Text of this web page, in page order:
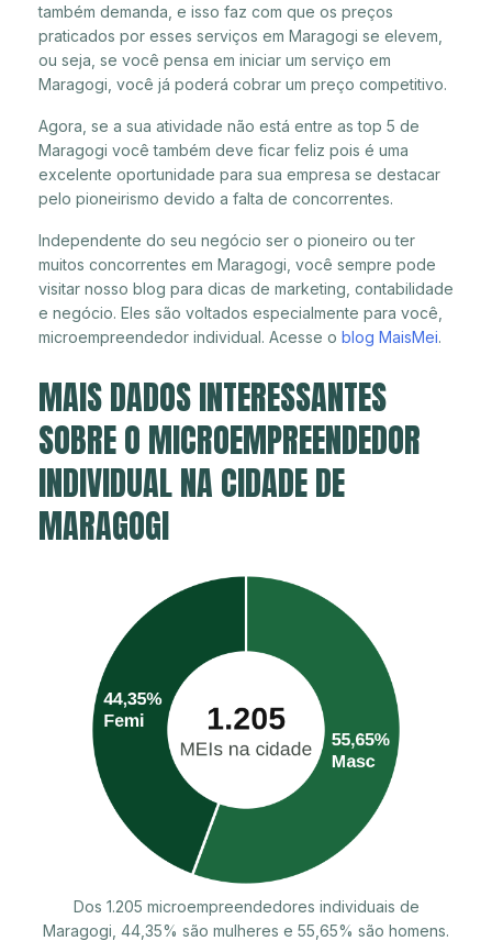
também demanda, e isso faz com que os preços
praticados por esses serviços em Maragogi se elevem,
ou seja, se você pensa em iniciar um serviço em
Maragogi, você já poderá cobrar um preço competitivo.
Agora, se a sua atividade não está entre as top 5 de
Maragogi você também deve ficar feliz pois é uma
excelente oportunidade para sua empresa se destacar
pelo pioneirismo devido a falta de concorrentes.
Independente do seu negócio ser o pioneiro ou ter
muitos concorrentes em Maragogi, você sempre pode
visitar nosso blog para dicas de marketing, contabilidade
e negócio. Eles são voltados especialmente para você,
microempreendedor individual. Acesse o blog MaisMei.
MAIS DADOS INTERESSANTES
SOBRE O MICROEMPREENDEDOR
INDIVIDUAL NA CIDADE DE
MARAGOGI
Dos 1.205 microempreendedores individuais de
Maragogi, 44,35% são mulheres e 55,65% são homens.